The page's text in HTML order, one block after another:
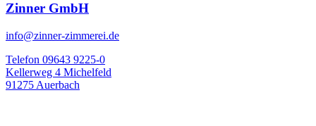
Zinner GmbH
info@zinner-zimmerei.de
Telefon 09643 9225-0
Kellerweg 4 Michelfeld
91275 Auerbach